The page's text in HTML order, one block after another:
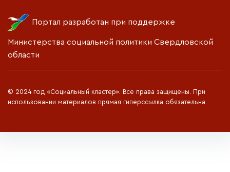
Портал разработан при поддержке
Министерства социальной политики Свердловской
области
© 2024 год «Социальный кластер». Все права защищены. При
использовании материалов прямая гиперссылка обязательна